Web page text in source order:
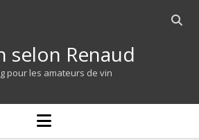
Open
selon Renaud
pour les amateurs de vin
open
menu